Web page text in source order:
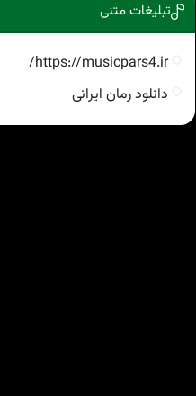
تبلیغات متنی
https://musicpars4.ir/
دانلود رمان ایرانی